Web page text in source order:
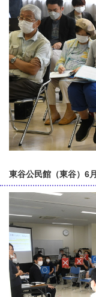
東谷公民館（東谷）